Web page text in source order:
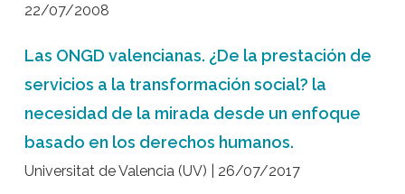
22/07/2008
Las ONGD valencianas. ¿De la prestación de
servicios a la transformación social? la
necesidad de la mirada desde un enfoque
basado en los derechos humanos.
Universitat de Valencia (UV) | 26/07/2017